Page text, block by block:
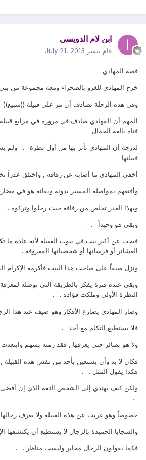
ابن لام الدويسي
قام بنشر July 21, 2013
قصة المهادي
خرج المهادي للغزو بالصحراء ومعه مجموعة من بني
وفي هذه الرحلة تصادف أن مر على قبيلة ((سبيع))
المهم أن المهادي صادف في مروره في مرابع قبيلة
فتاة بالغة الجمال
لدرجة أن المهادي تأثر بها من أول نظرة . . . ولم
قبيلتها
أخفى المهادي ما أصابه عن رفاقه , واختلق عذراً
وأقنعهم بمواصلة المسير بدونه وبقائه هو في
وبهذا العذر تخلص من رفاقه حيث رحلوا وتركوه ,
وبقي هو وحيداً . . .
فبحث عن أكبر بيت في بيوت القبيلة لأنه عادة ما
العشائر أو فرسانها أو شخصياتها المعروفة ,
ونزل ضيفاً على صاحب هذا البيت فأكرمه الإكرام
وبقي عنده فترة يفكر بالطريقة التي توصله
النظرة الأولى وملكت فؤاده . . .
وصار المهادي يصارع الأفكار وهو ضيف عند هذا
فلا يستطيع التكلم مع أحد . . .
ولا هو بصائر حتى يعرفها , فقد رمته بسهم وابتعدت
فكان لا بد وأن يستعين بأحد من نفس هذه القبيلة
هكذا يقول المثل . . .
ولكن كيف يهتدي إلى الشخص الثقة الذي إن أفضى
. .
خصوصاً وهو غريب عن هذه القبيلة ولا يعرف رجالها ,
والسجايا الحميدة بالرجال لا يستطيع أن يكتشفها
فكما يقولون الرجال مخابر وليست مناظر . . .